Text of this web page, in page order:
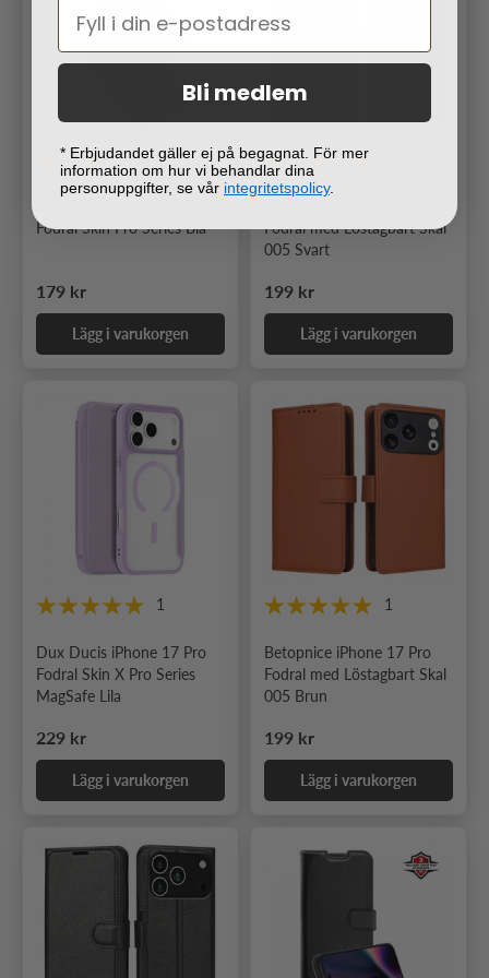
1
Fodral Skin Pro Series Blå
Ordinarie pris
179 kr
Lägg i varukorgen
Fodral med Löstagbart Skal
005 Svart
Ordinarie pris
199 kr
Lägg i varukorgen
1
Dux Ducis iPhone 17 Pro
Fodral Skin X Pro Series
MagSafe Lila
Ordinarie pris
229 kr
Lägg i varukorgen
1
Betopnice iPhone 17 Pro
Fodral med Löstagbart Skal
005 Brun
Ordinarie pris
199 kr
Lägg i varukorgen
Bli medlem
* Erbjudandet gäller ej på begagnat. För mer
information om hur vi behandlar dina
personuppgifter, se vår integritetspolicy.